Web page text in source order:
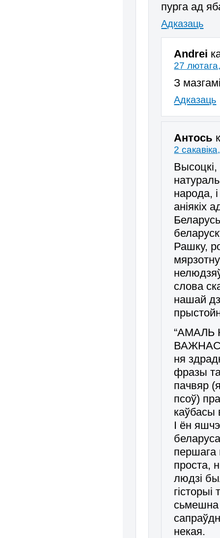
пурга ад
Адказаць
Andrei
27
З
Адказаць
Антось
2
народа,
аніякіх
Рашку,
слова
нашай
“АМАЛЬ
ня
фразы
пачвяр
псоў)
каўбасы
І ён
першага
проста,
людзі
сьмешна
некая.